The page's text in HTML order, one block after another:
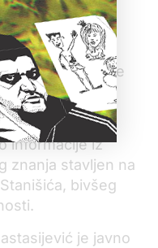
gakao stranog
u tekstu,
knjige
Jovan Pavle
informacije iz
znanja stavljen na
bivšeg
je javno